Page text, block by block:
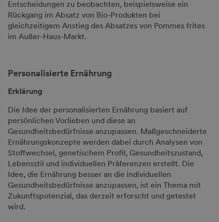
Entscheidungen zu beobachten, beispielsweise ein
Rückgang im Absatz von Bio-Produkten bei
gleichzeitigem Anstieg des Absatzes von Pommes frites
im Außer-Haus-Markt.
Personalisierte Ernährung
Erklärung
Die Idee der personalisierten Ernährung basiert auf
persönlichen Vorlieben und diese an
Gesundheitsbedürfnisse anzupassen. Maßgeschneiderte
Ernährungskonzepte werden dabei durch Analysen von
Stoffwechsel, genetischem Profil, Gesundheitszustand,
Lebensstil und individuellen Präferenzen erstellt. Die
Idee, die Ernährung besser an die individuellen
Gesundheitsbedürfnisse anzupassen, ist ein Thema mit
Zukunftspotenzial, das derzeit erforscht und getestet
wird.